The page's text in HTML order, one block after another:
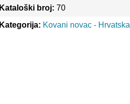
Kataloški broj: 70
Kategorija: Kovani novac - Hrvatska